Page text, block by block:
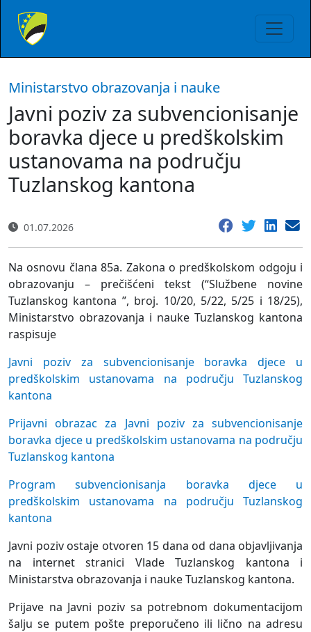
Ministarstvo obrazovanja i nauke
Javni poziv za subvencionisanje
boravka djece u predškolskim
ustanovama na području
Tuzlanskog kantona
01.07.2026
Na osnovu člana 85a. Zakona o predškolskom odgoju i
obrazovanju – prečišćeni tekst (“Službene novine
Tuzlanskog kantona ”, broj. 10/20, 5/22, 5/25 i 18/25),
Ministarstvo obrazovanja i nauke Tuzlanskog kantona
raspisuje
Javni poziv za subvencionisanje boravka djece u
predškolskim ustanovama na području Tuzlanskog
kantona
Prijavni obrazac za Javni poziv za subvencionisanje
boravka djece u predškolskim ustanovama na području
Tuzlanskog kantona
Program subvencionisanja boravka djece u
predškolskim ustanovama na području Tuzlanskog
kantona
Javni poziv ostaje otvoren 15 dana od dana objavljivanja
na internet stranici Vlade Tuzlanskog kantona i
Ministarstva obrazovanja i nauke Tuzlanskog kantona.
Prijave na Javni poziv sa potrebnom dokumentacijom
šalju se putem pošte preporučeno ili lično na adresu